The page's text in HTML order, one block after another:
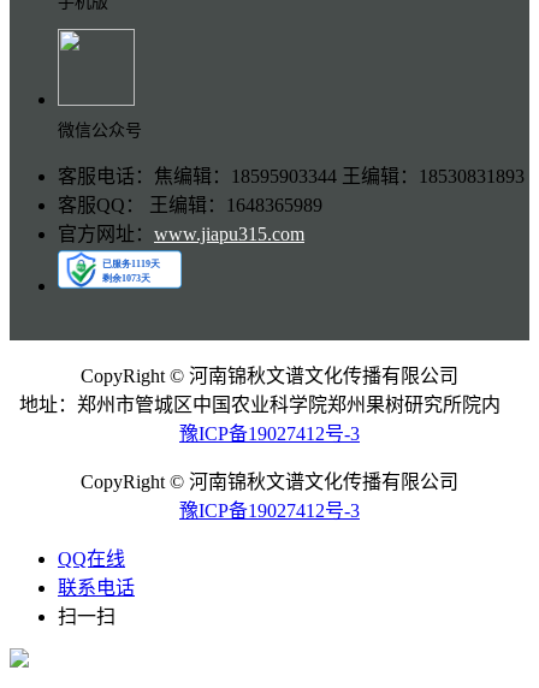
微信公众号
客服电话：焦编辑：18595903344 王编辑：18530831893
客服QQ： 王编辑：1648365989
官方网址： www.jiapu315.com
CopyRight © 河南锦秋文谱文化传播有限公司
地址：郑州市管城区中国农业科学院郑州果树研究所院内
豫ICP备19027412号-3
CopyRight © 河南锦秋文谱文化传播有限公司
豫ICP备19027412号-3
QQ在线
联系电话
扫一扫